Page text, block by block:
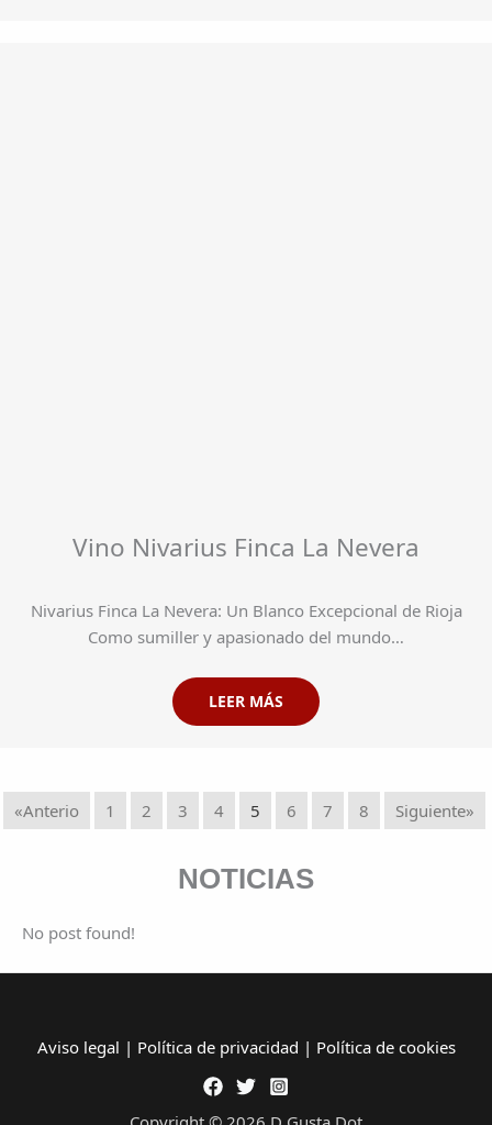
Vino Nivarius Finca La Nevera
Nivarius Finca La Nevera: Un Blanco Excepcional de Rioja
Como sumiller y apasionado del mundo…
LEER MÁS
«Anterio 1 2 3 4 5 6 7 8 Siguiente»
NOTICIAS
No post found!
Aviso legal | Política de privacidad | Política de cookies